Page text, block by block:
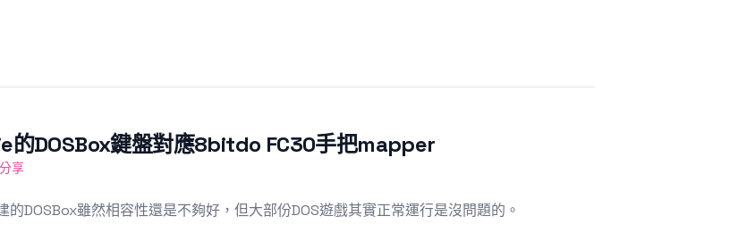
的DOSBox鍵盤對應8bitdo FC30手把mapper
享
的DOSBox雖然相容性還是不夠好，但大部份DOS遊戲其實正常運行是沒問題的。